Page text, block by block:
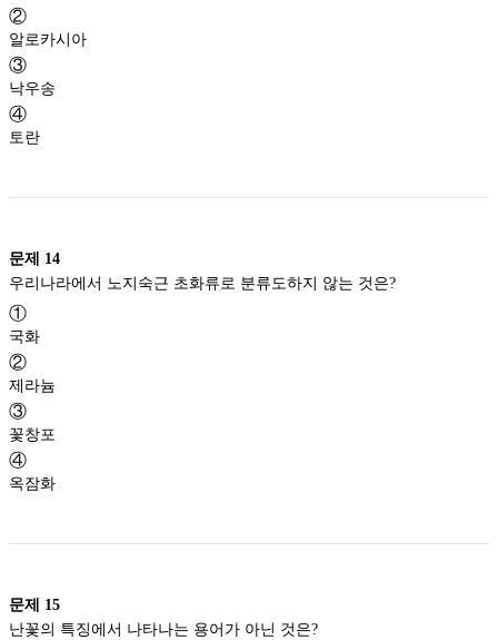
②
알로카시아
③
낙우송
④
토란
문제 14
①
국화
②
제라늄
③
꽃창포
④
옥잠화
문제 15